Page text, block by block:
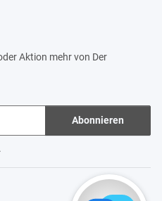
Aktion mehr von Der
Abonnieren